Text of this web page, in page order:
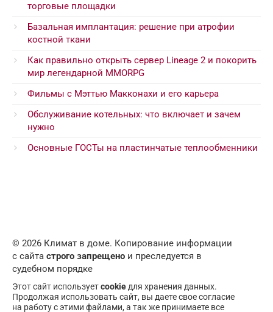
торговые площадки
Базальная имплантация: решение при атрофии
костной ткани
Как правильно открыть сервер Lineage 2 и покорить
мир легендарной MMORPG
Фильмы с Мэттью Макконахи и его карьера
Обслуживание котельных: что включает и зачем
нужно
Основные ГОСТы на пластинчатые теплообменники
© 2026 Климат в доме. Копирование информации
с сайта строго запрещено и преследуется в
судебном порядке
Этот сайт используетcookieдля хранения данных.
Продолжая использовать сайт, вы даете свое согласие
на работу с этими файлами, а так же принимаете все